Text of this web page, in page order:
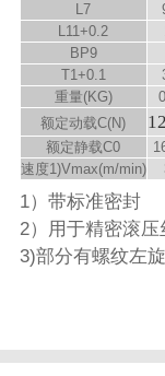
L7
L11+0.2
B P9
T1+0.1
重量(KG)
额定动载C(N)
额定静载C0
速度1)Vmax(m/min)
1）带标准密封
2）用于精密滚
3)部分有螺纹左